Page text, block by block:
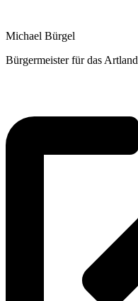
Michael Bürgel
Bürgermeister für das Artland